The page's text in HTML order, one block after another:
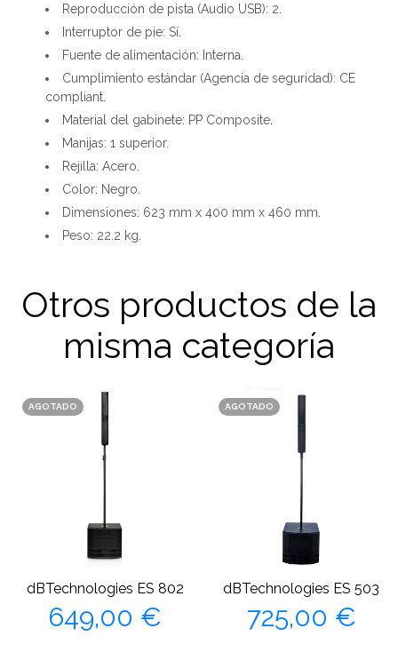
Reproducción de pista (Audio USB): 2.
Interruptor de pie: Sí.
Fuente de alimentación: Interna.
Cumplimiento estándar (Agencia de seguridad): CE
compliant.
Material del gabinete: PP Composite.
Manijas: 1 superior.
Rejilla: Acero.
Color: Negro.
Dimensiones: 623 mm x 400 mm x 460 mm.
Peso: 22.2 kg.
Otros productos de la
misma categoría
AGOTADO
dBTechnologies ES 802
Precio
649,00 €
AGOTADO
dBTechnologies ES 503
Precio
725,00 €